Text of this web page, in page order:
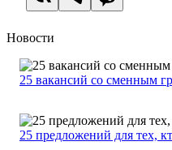
Новости
25 вакансий со сменным
25 предложений для тех,